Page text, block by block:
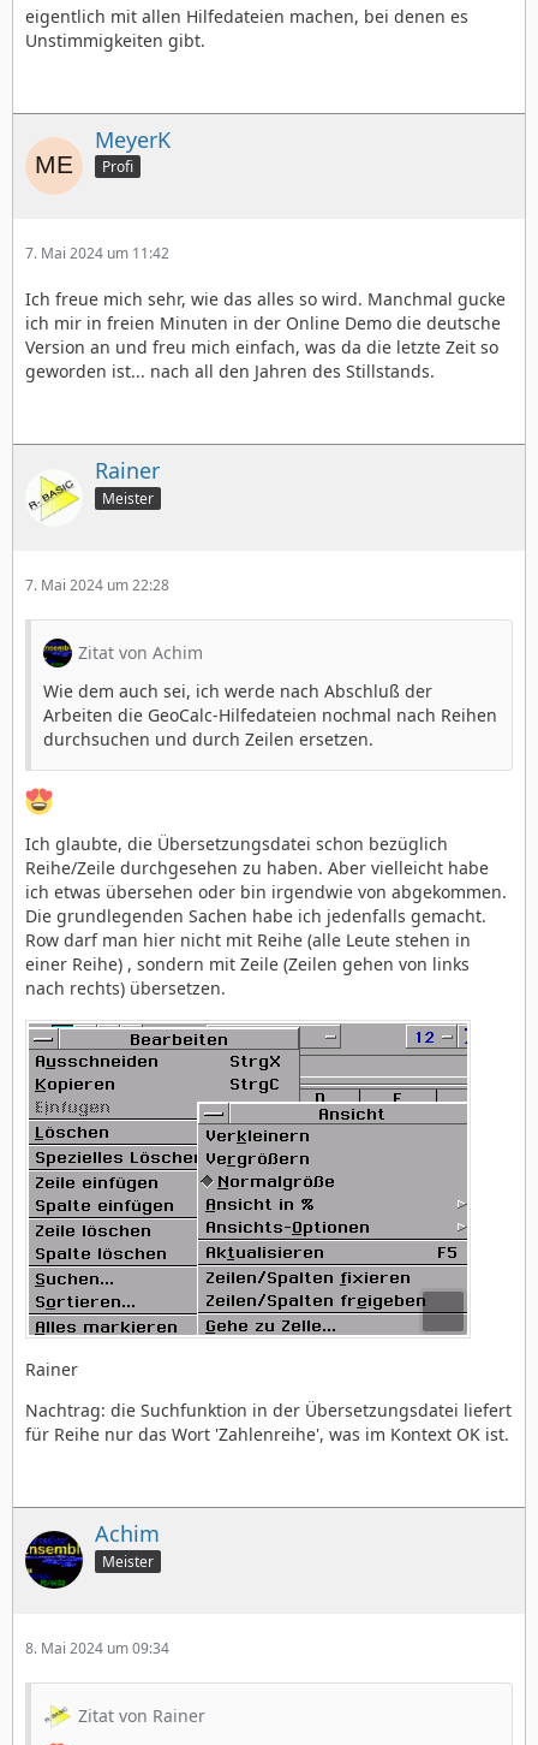
eigentlich mit allen Hilfedateien machen, bei denen es
Unstimmigkeiten gibt.
MeyerK
Profi
7. Mai 2024 um 11:42
Ich freue mich sehr, wie das alles so wird. Manchmal gucke
ich mir in freien Minuten in der Online Demo die deutsche
Version an und freu mich einfach, was da die letzte Zeit so
geworden ist... nach all den Jahren des Stillstands.
Rainer
Meister
7. Mai 2024 um 22:28
Zitat von Achim
Wie dem auch sei, ich werde nach Abschluß der
Arbeiten die GeoCalc-Hilfedateien nochmal nach Reihen
durchsuchen und durch Zeilen ersetzen.
Ich glaubte, die Übersetzungsdatei schon bezüglich
Reihe/Zeile durchgesehen zu haben. Aber vielleicht habe
ich etwas übersehen oder bin irgendwie von abgekommen.
Die grundlegenden Sachen habe ich jedenfalls gemacht.
Row darf man hier nicht mit Reihe (alle Leute stehen in
einer Reihe) , sondern mit Zeile (Zeilen gehen von links
nach rechts) übersetzen.
Rainer
Nachtrag: die Suchfunktion in der Übersetzungsdatei liefert
für Reihe nur das Wort 'Zahlenreihe', was im Kontext OK ist.
Achim
Meister
8. Mai 2024 um 09:34
Zitat von Rainer